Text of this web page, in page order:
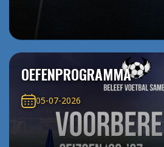
OEFENPROGRAMMA
05-07-2026